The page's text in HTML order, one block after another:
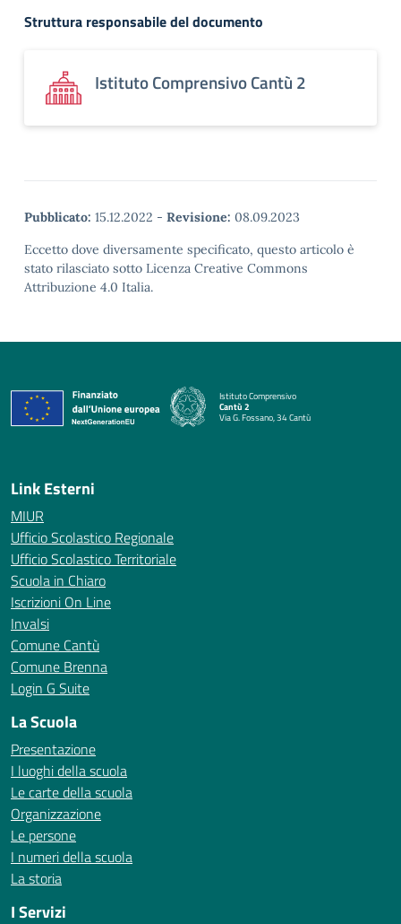
Struttura responsabile del documento
Istituto Comprensivo Cantù 2
Pubblicato: 15.12.2022 - Revisione: 08.09.2023
Eccetto dove diversamente specificato, questo articolo è
stato rilasciato sotto Licenza Creative Commons
Attribuzione 4.0 Italia.
Istituto Comprensivo
Cantù 2
Via G. Fossano, 34 Cantù
— Visita la pagina iniziale della scuola
Link Esterni
MIUR
Ufficio Scolastico Regionale
Ufficio Scolastico Territoriale
Scuola in Chiaro
Iscrizioni On Line
Invalsi
Comune Cantù
Comune Brenna
Login G Suite
La Scuola
Presentazione
I luoghi della scuola
Le carte della scuola
Organizzazione
Le persone
I numeri della scuola
La storia
I Servizi